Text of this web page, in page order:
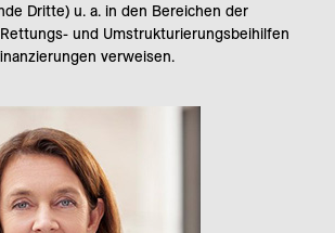
Dritte) u. a. in den Bereichen der
und Umstrukturierungsbeihilfen
verweisen.